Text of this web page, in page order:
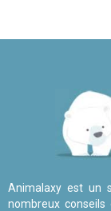
Animalaxy est un
nombreux